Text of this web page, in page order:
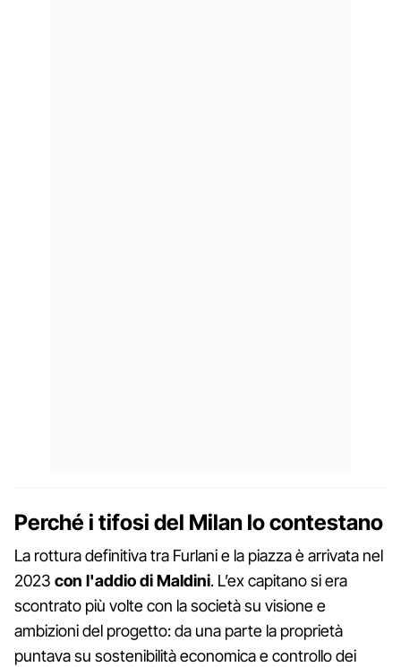
Perché i tifosi del Milan lo contestano
La rottura definitiva tra Furlani e la piazza è arrivata nel
2023 con l'addio di Maldini. L’ex capitano si era
scontrato più volte con la società su visione e
ambizioni del progetto: da una parte la proprietà
puntava su sostenibilità economica e controllo dei